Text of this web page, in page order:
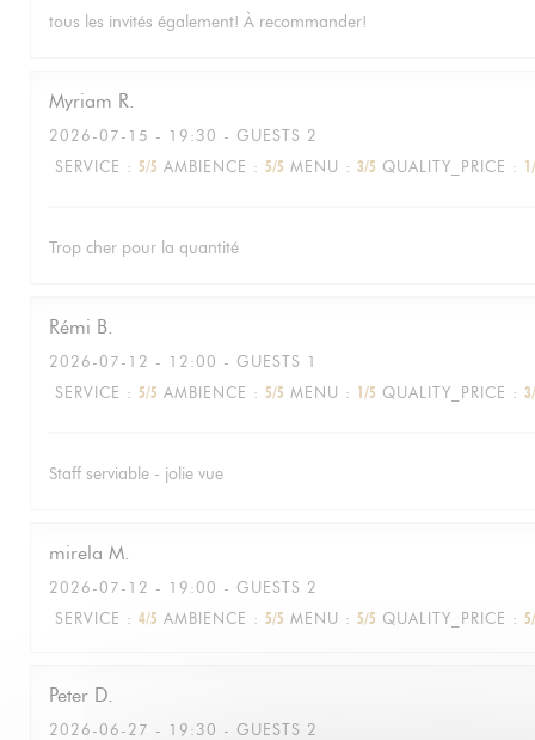
tous les invités également! À recommander!
Myriam R
2026-07-15 - 19:30 - GUESTS 2
SERVICE : 5/5 AMBIENCE : 5/5 MENU : 3/5 QUALITY_PRICE : 1
Trop cher pour la quantité
Rémi B
2026-07-12 - 12:00 - GUESTS 1
SERVICE : 5/5 AMBIENCE : 5/5 MENU : 1/5 QUALITY_PRICE : 3
Staff serviable - jolie vue
mirela M
2026-07-12 - 19:00 - GUESTS 2
SERVICE : 4/5 AMBIENCE : 5/5 MENU : 5/5 QUALITY_PRICE : 5
Peter D
2026-06-27 - 19:30 - GUESTS 2